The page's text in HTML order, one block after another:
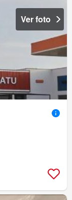
Ver foto